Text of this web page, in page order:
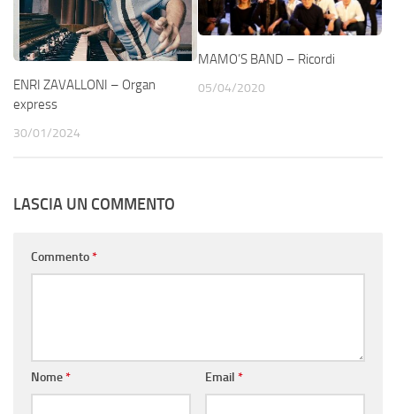
ENRI ZAVALLONI – Organ
express
30/01/2024
MAMO’S BAND – Ricordi
05/04/2020
LASCIA UN COMMENTO
Commento*
Nome* Email *